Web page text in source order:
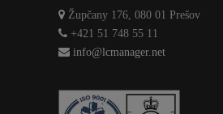
Župčany 176, 080 01 Prešov
+421 51 748 55 11
info@lcmanager.net